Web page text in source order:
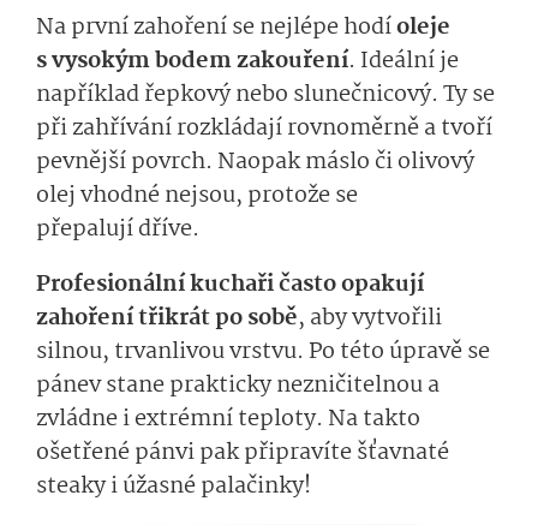
Na první zahoření se nejlépe hodíoleje
s vysokým bodem zakouření. Ideální je
například řepkový nebo slunečnicový. Ty se
při zahřívání rozkládají rovnoměrně a tvoří
pevnější povrch. Naopak máslo či olivový
olej vhodné nejsou, protože se
přepalují dříve.
Profesionální kuchaři často opakují
zahoření třikrát po sobě, aby vytvořili
silnou, trvanlivou vrstvu. Po této úpravě se
pánev stane prakticky nezničitelnou a
zvládne i extrémní teploty. Na takto
ošetřené pánvi pak připravíte šťavnaté
steaky i úžasné palačinky!